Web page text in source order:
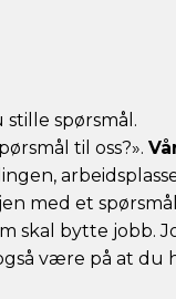
spørsmål.
til oss?».
med et spørsmål
skal bytte jobb.
være på at du